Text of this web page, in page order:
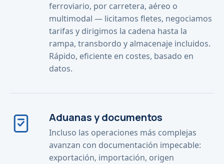
ferroviario, por carretera, aéreo o
multimodal — licitamos fletes, negociamos
tarifas y dirigimos la cadena hasta la
rampa, transbordo y almacenaje incluidos.
Rápido, eficiente en costes, basado en
datos.
Aduanas y documentos
Incluso las operaciones más complejas
avanzan con documentación impecable:
exportación, importación, origen